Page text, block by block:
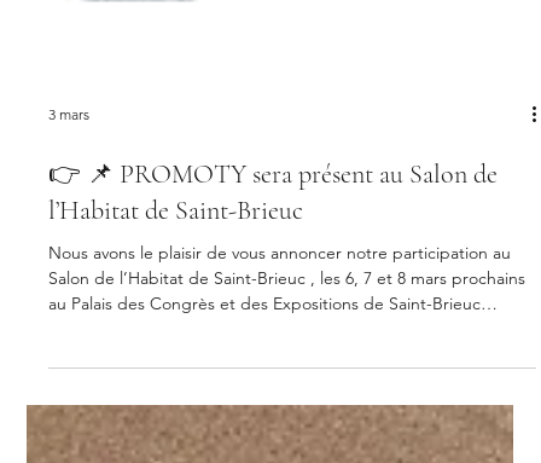
3 mars
👉 📌 PROMOTY sera présent au Salon de
l’Habitat de Saint-Brieuc
Nous avons le plaisir de vous annoncer notre participation au